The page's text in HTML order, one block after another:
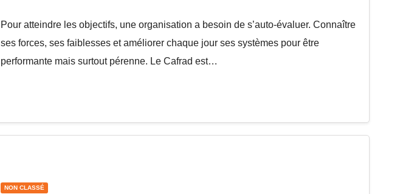
Pour atteindre les objectifs, une organisation a besoin de s’auto-évaluer. Connaître
ses forces, ses faiblesses et améliorer chaque jour ses systèmes pour être
performante mais surtout pérenne. Le Cafrad est…
NON CLASSÉ